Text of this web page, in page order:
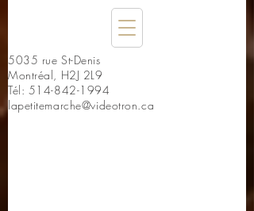
5035 rue St-Denis
Montréal, H2J 2L9
Tél: 514-842-1994
lapetitemarche@videotron.ca